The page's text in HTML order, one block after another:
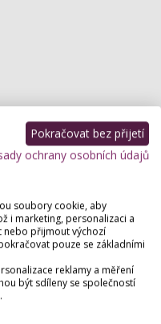
Pokračovat bez přijetí
ochrany osobních údajů
soubory cookie, aby
i marketing, personalizaci a
nebo přijmout výchozí
pouze se základními
reklamy a měření
být sdíleny se společností
.